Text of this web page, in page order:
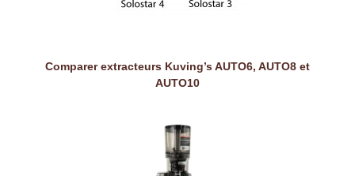
Comparer extracteurs Kuving’s AUTO6, AUTO8 et
AUTO10